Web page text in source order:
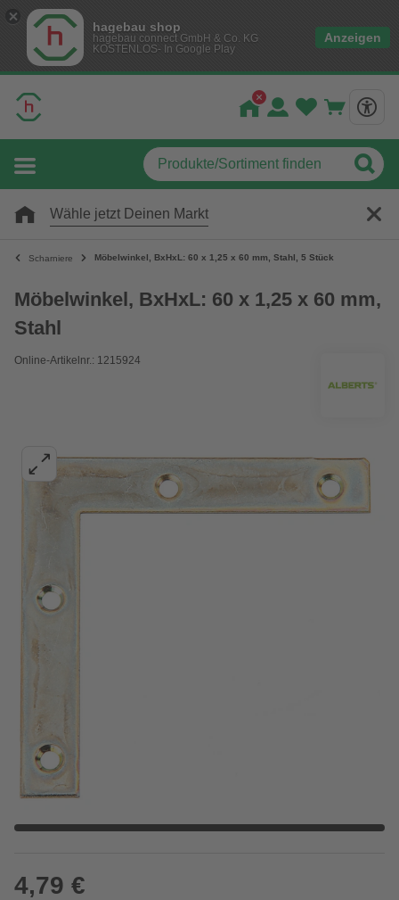
hagebau shop
hagebau connect GmbH & Co. KG
KOSTENLOS- In Google Play
Anzeigen
Wähle jetzt Deinen Markt
Scharniere Möbelwinkel, BxHxL: 60 x 1,25 x 60 mm, Stahl, 5 Stück
Möbelwinkel, BxHxL: 60 x 1,25 x 60 mm,
Stahl
Online-Artikelnr.: 1215924
4,79 €